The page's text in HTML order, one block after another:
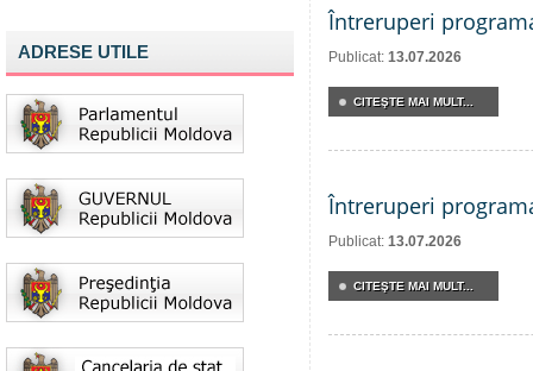
ADRESE UTILE
Întreruperi
Publicat: 13.07.2026
CITEŞTE MAI MULT...
Întreruperi
Publicat: 13.07.2026
CITEŞTE MAI MULT...